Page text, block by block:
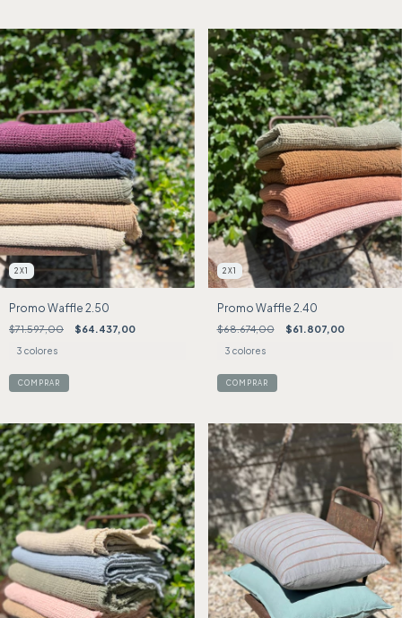
2X1
Promo Waffle 2.50
$71.597,00 $64.437,00
3 colores
COMPRAR
2X1
Promo Waffle 2.40
$68.674,00 $61.807,00
3 colores
COMPRAR